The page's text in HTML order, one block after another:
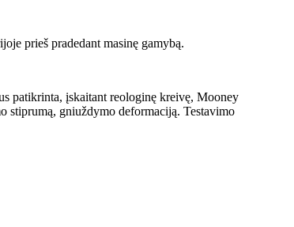
prieš pradedant masinę gamybą.
patikrinta, įskaitant reologinę kreivę, Mooney
stiprumą, gniuždymo deformaciją. Testavimo